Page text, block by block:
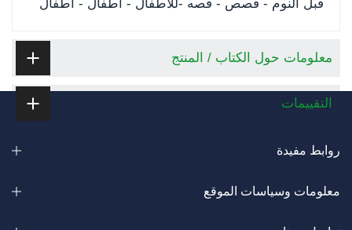
قبل النوم - قصص - قصه -للاطفال - اطفال - أطفال
معلومات حول الكتاب / المنتج
التقييمات
روابط مفيدة
معلومات وسياسات الموقع